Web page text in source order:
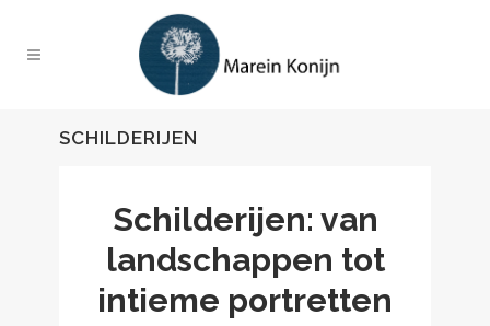
SCHILDERIJEN
Schilderijen: van
landschappen tot
intieme portretten